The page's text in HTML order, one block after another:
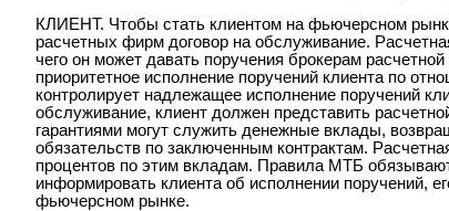
КЛИЕНТ. Чтобы стать клиентом на фьючерсном
расчетных фирм договор на обслуживание.
чего он может давать поручения брокерам
приоритетное исполнение поручений клиента по
контролирует надлежащее исполнение поручений
обслуживание, клиент должен представить
гарантиями могут служить денежные вклады,
обязательств по заключенным контрактам.
процентов по этим вкладам. Правила МТБ
информировать клиента об исполнении поручений,
фьючерсном рынке.